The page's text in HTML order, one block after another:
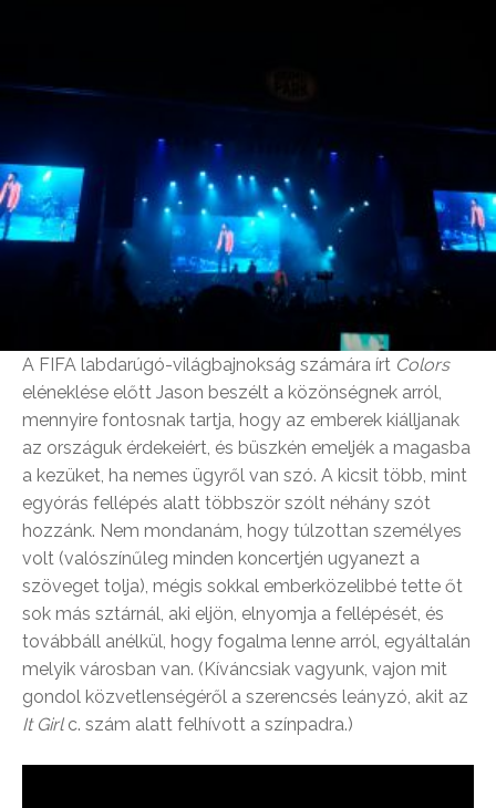
A FIFA labdarúgó-világbajnokság számára írt Colors
eléneklése előtt Jason beszélt a közönségnek arról,
mennyire fontosnak tartja, hogy az emberek kiálljanak
az országuk érdekeiért, és büszkén emeljék a magasba
a kezüket, ha nemes ügyről van szó. A kicsit több, mint
egyórás fellépés alatt többször szólt néhány szót
hozzánk. Nem mondanám, hogy túlzottan személyes
volt (valószínűleg minden koncertjén ugyanezt a
szöveget tolja), mégis sokkal emberközelibbé tette őt
sok más sztárnál, aki eljön, elnyomja a fellépését, és
továbbáll anélkül, hogy fogalma lenne arról, egyáltalán
melyik városban van. (Kíváncsiak vagyunk, vajon mit
gondol közvetlenségéről a szerencsés leányzó, akit az
It Girlc. szám alatt felhívott a színpadra.)